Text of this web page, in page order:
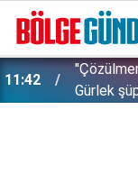
11:42
Gürlek